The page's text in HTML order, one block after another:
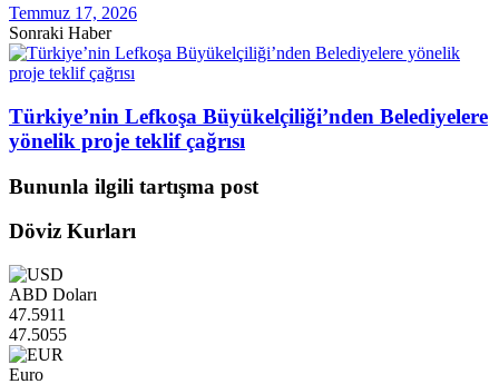
Temmuz 17, 2026
Sonraki Haber
Türkiye’nin Lefkoşa Büyükelçiliği’nden Belediyelere
yönelik proje teklif çağrısı
Bununla ilgili tartışma post
Döviz Kurları
ABD Doları
47.5911
47.5055
Euro